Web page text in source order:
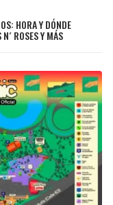
HORA Y DÓNDE
ROSES Y MÁS